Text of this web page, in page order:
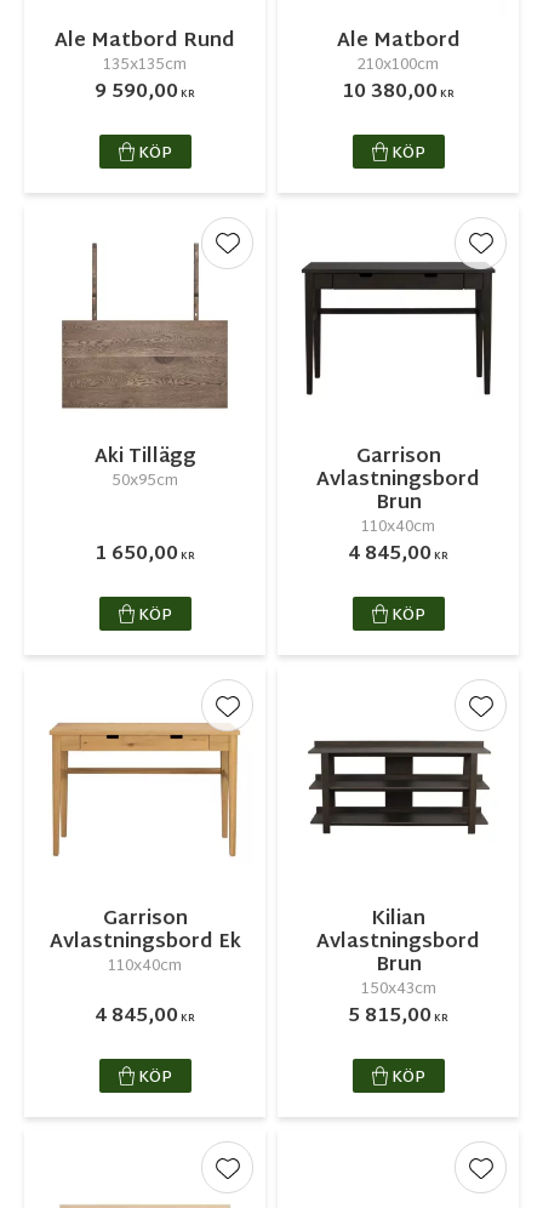
Ale Matbord Rund
135x135cm
9 590,00KR
KÖP
Ale Matbord
210x100cm
10 380,00KR
KÖP
Aki Tillägg
50x95cm
1 650,00KR
Lägg till i favoriter
KÖP
Garrison
Avlastningsbord
Brun
110x40cm
4 845,00KR
Lägg
KÖP
Garrison
Avlastningsbord Ek
110x40cm
4 845,00KR
Lägg till i favoriter
KÖP
Kilian
Avlastningsbord
Brun
150x43cm
5 815,00KR
Lägg
KÖP
Lägg till i favoriter Lägg